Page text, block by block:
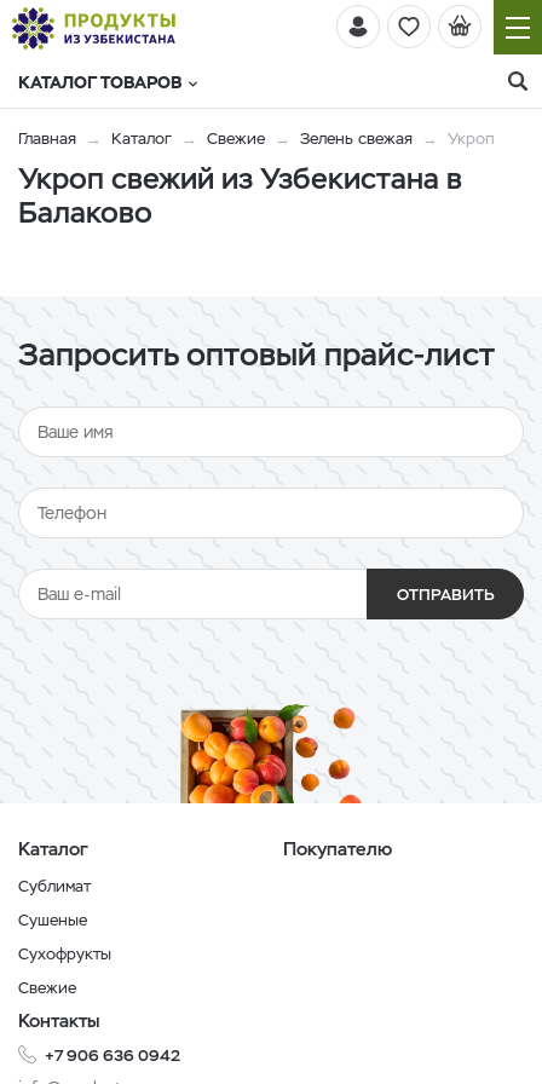
КАТАЛОГ ТОВАРОВ
Главная Каталог Свежие Зелень свежая Укроп
Укроп свежий из Узбекистана в
Балаково
Запросить оптовый прайс-лист
ОТПРАВИТЬ
Каталог
Сублимат
Сушеные
Сухофрукты
Свежие
Покупателю
Контакты
+7 906 636 0942